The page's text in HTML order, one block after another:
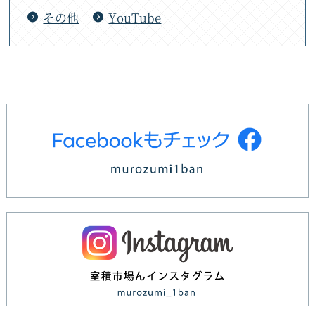
その他
YouTube